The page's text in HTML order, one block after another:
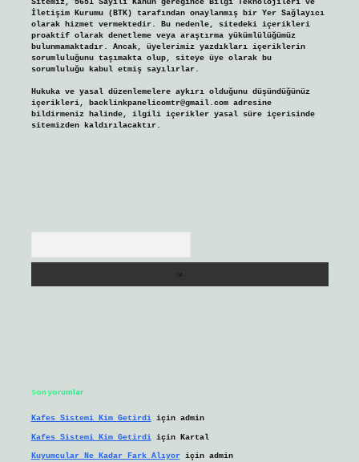
Sitemiz, 5651 Sayılı Kanun gereğince Bilgi Teknolojileri ve
İletişim Kurumu (BTK) tarafından onaylanmış bir Yer Sağlayıcı
olarak hizmet vermektedir. Bu nedenle, sitedeki içerikleri
proaktif olarak denetleme veya araştırma yükümlülüğümüz
bulunmamaktadır. Ancak, üyelerimiz yazdıkları içeriklerin
sorumluluğunu taşımakta olup, siteye üye olarak bu
sorumluluğu kabul etmiş sayılırlar.
Hukuka ve yasal düzenlemelere aykırı olduğunu düşündüğünüz
içerikleri, backlinkpanelicomtr@gmail.comadresine
bildirmeniz halinde, ilgili içerikler yasal süre içerisinde
sitemizden kaldırılacaktır.
Son yorumlar
Kafes Sistemi Kim Getirdiiçin admin
Kafes Sistemi Kim Getirdiiçin Kartal
Kuyumcular Ne Kadar Fark Alıyoriçin admin